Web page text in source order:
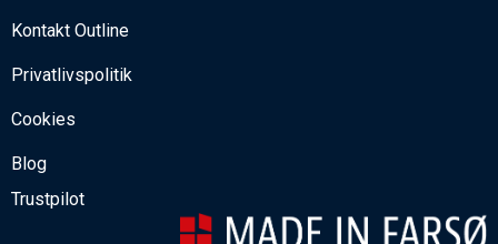
Kontakt Outline
Privatlivspolitik
Cookies
Blog
Trustpilot